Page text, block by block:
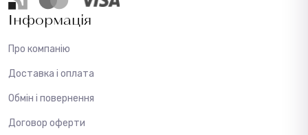
Інформація
Про компанію
Доставка і оплата
Обмін і повернення
Договор оферти